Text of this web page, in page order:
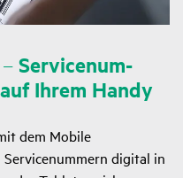
Service­num­
Ihrem Handy
dem Mobile
digital in